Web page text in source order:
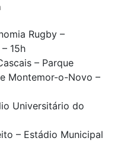
Rugby –
15h
– Parque
Montemor-o-Novo –
Universitário do
– Estádio Municipal